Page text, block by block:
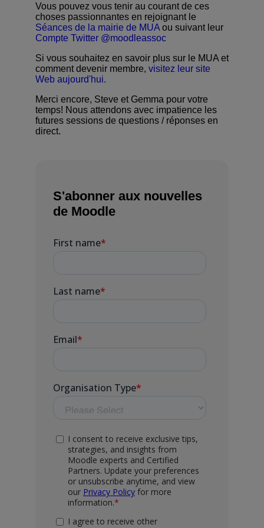
Vous pouvez vous tenir au courant de ces
choses passionnantes en rejoignant le
Séances de la mairie de MUA ou suivant leur
Compte Twitter @moodleassoc
Si vous souhaitez en savoir plus sur le MUA et
comment devenir membre, visitez leur site
Web aujourd'hui.
Merci encore, Steve et Gemma pour votre
temps! Nous attendons avec impatience les
futures sessions de questions / réponses en
direct.
S'abonner aux nouvelles
de Moodle